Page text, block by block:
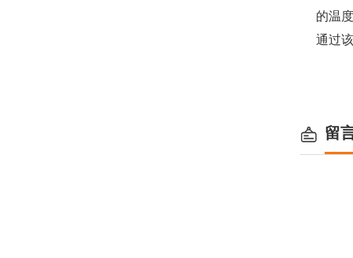
的温
通过
留